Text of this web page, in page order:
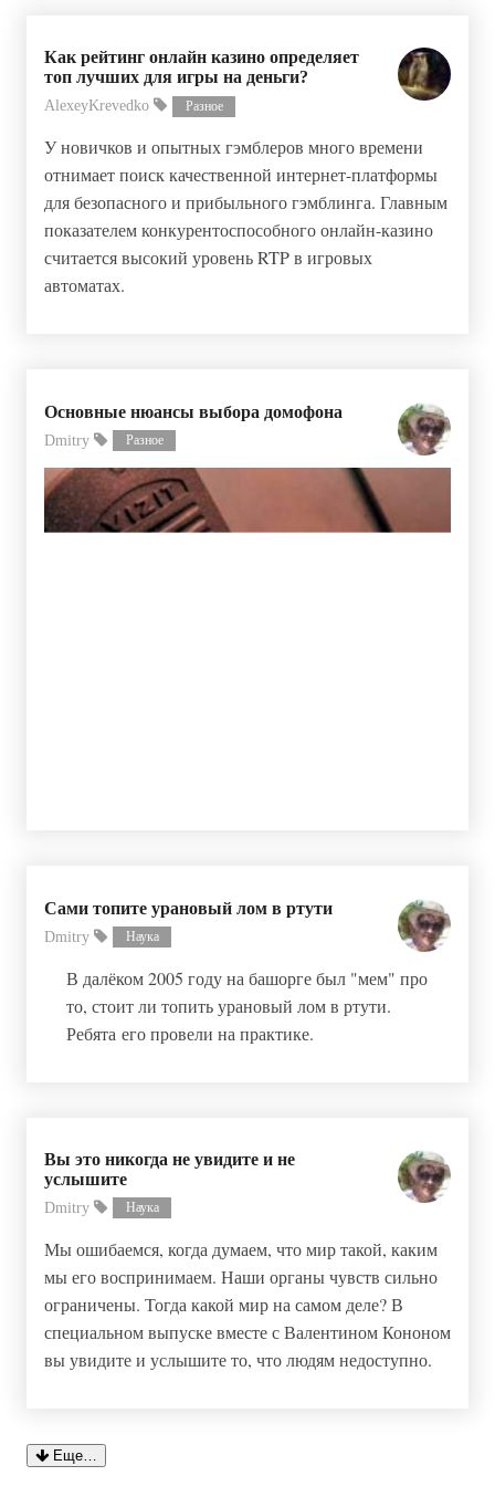
Как рейтинг онлайн казино определяет
топ лучших для игры на деньги?
AlexeyKrevedko Разное
У новичков и опытных гэмблеров много времени
отнимает поиск качественной интернет-платформы
для безопасного и прибыльного гэмблинга. Главным
показателем конкурентоспособного онлайн-казино
считается высокий уровень RTP в игровых
автоматах.
Основные нюансы выбора домофона
Dmitry Разное
Сами топите урановый лом в ртути
Dmitry Наука
В далёком 2005 году на башорге был "мем" про
то, стоит ли топить урановый лом в ртути.
Ребята его провели на практике.
Вы это никогда не увидите и не
услышите
Dmitry Наука
Мы ошибаемся, когда думаем, что мир такой, каким
мы его воспринимаем. Наши органы чувств сильно
ограничены. Тогда какой мир на самом деле? В
специальном выпуске вместе с Валентином Кононом
вы увидите и услышите то, что людям недоступно.
Еще…